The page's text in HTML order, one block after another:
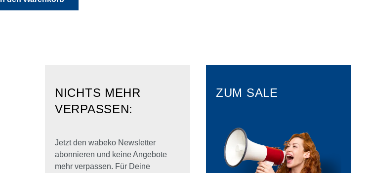
NICHTS MEHR
VERPASSEN:
Jetzt den wabeko Newsletter
abonnieren und keine Angebote
mehr verpassen. Für Deine
ZUM SALE